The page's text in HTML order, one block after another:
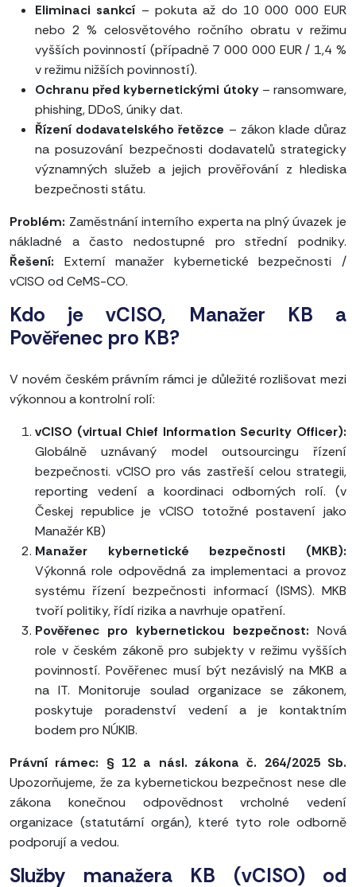
Eliminaci sankcí – pokuta až do 10 000 000 EUR
nebo 2 % celosvětového ročního obratu v režimu
vyšších povinností (případně 7 000 000 EUR / 1,4 %
v režimu nižších povinností).
Ochranu před kybernetickými útoky– ransomware,
phishing, DDoS, úniky dat.
Řízení dodavatelského řetězce – zákon klade důraz
na posuzování bezpečnosti dodavatelů strategicky
významných služeb a jejich prověřování z hlediska
bezpečnosti státu.
Problém: Zaměstnání interního experta na plný úvazek je
nákladné a často nedostupné pro střední podniky.
Řešení: Externí manažer kybernetické bezpečnosti /
vCISO od CeMS-CO.
Kdo je vCISO, Manažer KB a
Pověřenec pro KB?
V novém českém právním rámci je důležité rozlišovat mezi
výkonnou a kontrolní rolí:
vCISO (virtual Chief Information Security Officer):
Globálně uznávaný model outsourcingu řízení
bezpečnosti. vCISO pro vás zastřeší celou strategii,
reporting vedení a koordinaci odborných rolí. (v
Českej republice je vCISO totožné postavení jako
Manažér KB)
Manažer kybernetické bezpečnosti (MKB):
Výkonná role odpovědná za implementaci a provoz
systému řízení bezpečnosti informací (ISMS). MKB
tvoří politiky, řídí rizika a navrhuje opatření.
Pověřenec pro kybernetickou bezpečnost: Nová
role v českém zákoně pro subjekty v režimu vyšších
povinností. Pověřenec musí být nezávislý na MKB a
na IT. Monitoruje soulad organizace se zákonem,
poskytuje poradenství vedení a je kontaktním
bodem pro NÚKIB.
Právní rámec: § 12 a násl. zákona č. 264/2025 Sb.
Upozorňujeme, že za kybernetickou bezpečnost nese dle
zákona konečnou odpovědnost vrcholné vedení
organizace (statutární orgán), které tyto role odborně
podporují a vedou.
Služby manažera KB (vCISO) od